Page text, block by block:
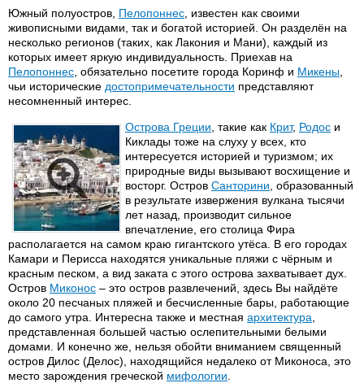
Южный полуостров, Пелопоннес , известен как своими
живописными видами, так и богатой историей. Он разделён на
несколько регионов (таких, как Лакония и Мани), каждый из
которых имеет яркую индивидуальность. Приехав на
Пелопоннес , обязательно посетите города Коринф и Микены
чьи исторические достопримечательности представляют
несомненный интерес.
Острова Греции , такие как Крит, Родос и
Киклады тоже на слуху у всех, кто
интересуется историей и туризмом; их
природные виды вызывают восхищение и
восторг. Остров Санторини , образованный
в результате извержения вулкана тысячи
лет назад, производит сильное
впечатление, его столица Фира
располагается на самом краю гигантского утёса. В его городах
Камари и Перисса находятся уникальные пляжи с чёрным и
красным песком, а вид заката с этого острова захватывает дух.
Остров Миконос – это остров развлечений, здесь Вы найдёте
около 20 песчаных пляжей и бесчисленные бары, работающие
до самого утра. Интересна также и местная архитектура
представленная большей частью ослепительными белыми
домами. И конечно же, нельзя обойти вниманием священный
остров Дилос (Делос), находящийся недалеко от Миконоса, это
место зарождения греческой мифологии